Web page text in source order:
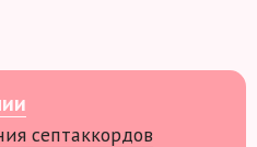
септаккордов